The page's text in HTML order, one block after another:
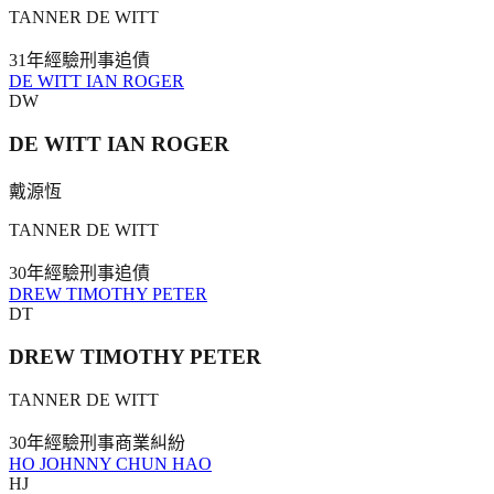
TANNER DE WITT
31年經驗刑事追債
DE WITT IAN ROGER
DW
DE WITT IAN ROGER
戴源恆
TANNER DE WITT
30年經驗刑事追債
DREW TIMOTHY PETER
DT
DREW TIMOTHY PETER
TANNER DE WITT
30年經驗刑事商業糾紛
HO JOHNNY CHUN HAO
HJ